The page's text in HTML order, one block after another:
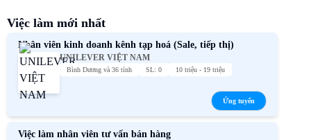
Việc làm mới nhất
Nhân viên kinh doanh kênh tạp hoá (Sale, tiếp thị)
UNILEVER VIỆT NAM
Bình Dương và 36 tỉnh SL: 0 10 triệu - 19 triệu
Ứng tuyển
Việc làm nhân viên tư vấn bán hàng